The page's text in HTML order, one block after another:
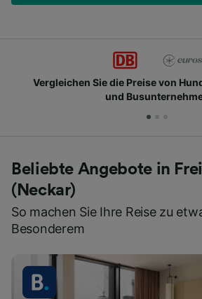
Vergleichen Sie die Preise von
und
Beliebte Angebote in
(Neckar)
So machen Sie Ihre Reise zu
Besonderem